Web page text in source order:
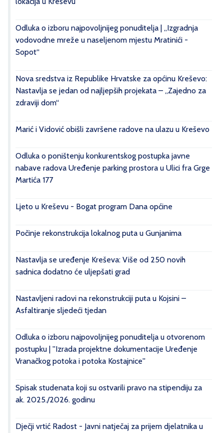
Odluka o izboru najpovoljnijeg ponuditelja | „Izgradnja
vodovodne mreže u naseljenom mjestu Mratinići -
Sopot“
Nova sredstva iz Republike Hrvatske za općinu Kreševo:
Nastavlja se jedan od najljepših projekata – „Zajedno za
zdraviji dom“
Marić i Vidović obišli završene radove na ulazu u Kreševo
Odluka o poništenju konkurentskog postupka javne
nabave radova Uređenje parking prostora u Ulici fra Grge
Martića 177
Ljeto u Kreševu - Bogat program Dana općine
Počinje rekonstrukcija lokalnog puta u Gunjanima
Nastavlja se uređenje Kreševa: Više od 250 novih
sadnica dodatno će uljepšati grad
Nastavljeni radovi na rekonstrukciji puta u Kojsini –
Asfaltiranje sljedeći tjedan
Odluka o izboru najpovoljnijeg ponuditelja u otvorenom
postupku | ''Izrada projektne dokumentacije Uređenje
Vranačkog potoka i potoka Kostajnice''
Spisak studenata koji su ostvarili pravo na stipendiju za
ak. 2025./2026. godinu
Dječji vrtić Radost - Javni natječaj za prijem djelatnika u